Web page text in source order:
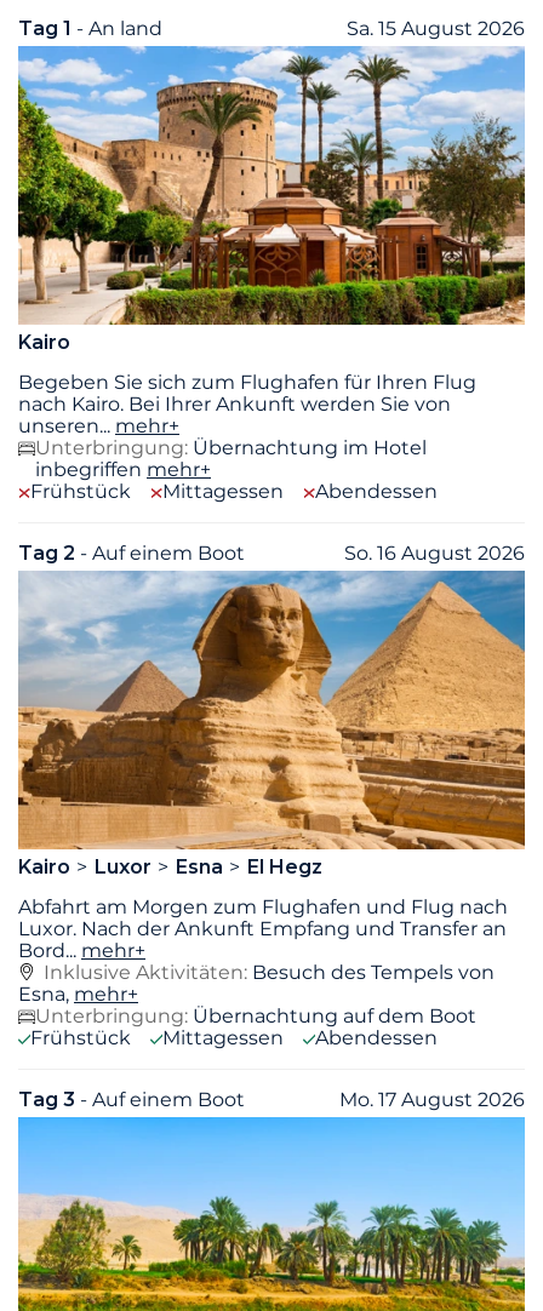
Tag 1 - An land Sa. 15 August 2026
Kairo
Begeben Sie sich zum Flughafen für Ihren Flug
nach Kairo. Bei Ihrer Ankunft werden Sie von
unseren... mehr+
Unterbringung: Übernachtung im Hotel
inbegriffen mehr+
Frühstück
Mittagessen Abendessen
Tag 2 - Auf einem Boot So. 16 August 2026
Kairo Luxor Esna
El Hegz
Abfahrt am Morgen zum Flughafen und Flug nach
Luxor. Nach der Ankunft Empfang und Transfer an
Bord... mehr+
Inklusive Aktivitäten: Besuch des Tempels von
Esna, mehr+
Unterbringung: Übernachtung auf dem Boot
Frühstück
Mittagessen Abendessen
Tag 3 - Auf einem Boot Mo. 17 August 2026